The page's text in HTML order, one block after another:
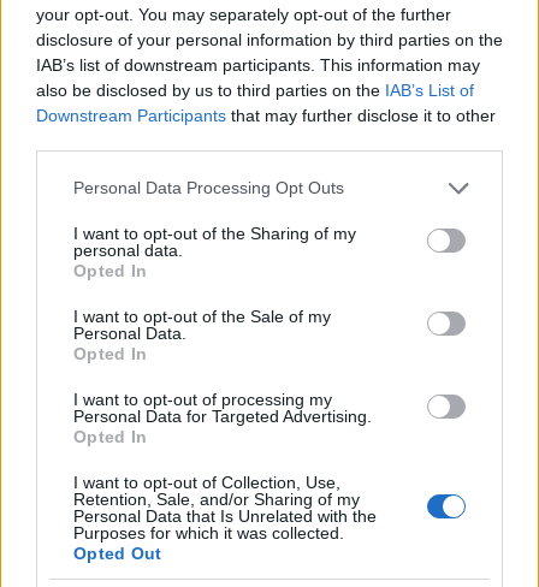
your opt-out. You may separately opt-out of the further
disclosure of your personal information by third parties on the
IAB’s list of downstream participants. This information may
also be disclosed by us to third parties on the IAB’s List of
Downstream Participants that may further disclose it to other
Please note that this website/app uses one or more Google
not limited to your visit or usage behaviour. You may click to
grant or deny consent to Google and its third-party tags to
use your data for below specified purposes in below Google
consent section.
Personal Data Processing Opt Outs
I want to opt-out of the Sharing of my
personal data.
Opted In
I want to opt-out of the Sale of my
Personal Data.
Opted In
I want to opt-out of processing my
Personal Data for Targeted Advertising.
Opted In
I want to opt-out of Collection, Use,
Retention, Sale, and/or Sharing of my
Personal Data that Is Unrelated with the
Purposes for which it was collected.
Opted Out
Két alagút között ilyen látványban lehet részünk
Az útvonal jól kiépített, a kerékpársáv a gyalogúttól
útburkolati jelzésekkel van elkülönítve
Egyik alagút következett a másik után, így a